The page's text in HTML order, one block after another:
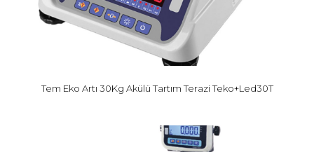
Tem Eko Artı 30Kg Akülü Tartım Terazi Teko+Led30T